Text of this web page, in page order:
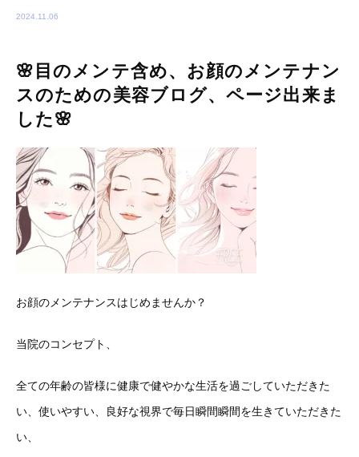
2024.11.06
🌸目のメンテ含め、お顔のメンテナン
スのための美容ブログ、ページ出来ま
した🌸
お顔のメンテナンスはじめませんか？
当院のコンセプト、
全ての年齢の皆様に健康で健やかな生活を過ごしていただきた
い、使いやすい、良好な視界で毎日瞬間瞬間を生きていただきた
い、